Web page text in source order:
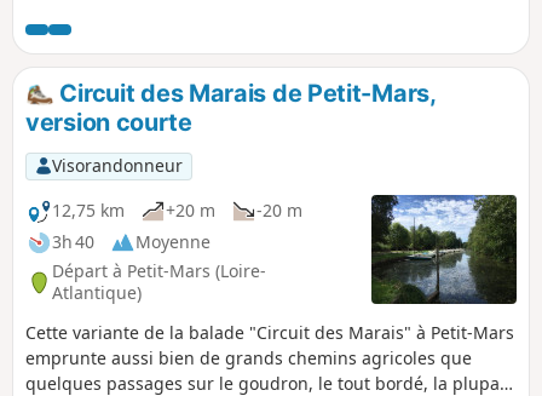
apercevrez peut-être une des 140 espèces d'oiseaux
répertoriées aux abords de cette rivière classée site Natura
2000.Circuit des Marais de Petit-Mars,
version courte
Visorandonneur
12,75 km
+20 m
-20 m
3h 40
Moyenne
Départ à Petit-Mars (Loire-
Atlantique)
Cette variante de la balade "Circuit des Marais" à Petit-Mars
emprunte aussi bien de grands chemins agricoles que
quelques passages sur le goudron, le tout bordé, la plupart